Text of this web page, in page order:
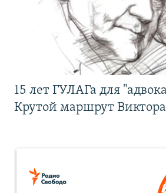
15 лет ГУЛАГа для
Крутой маршрут